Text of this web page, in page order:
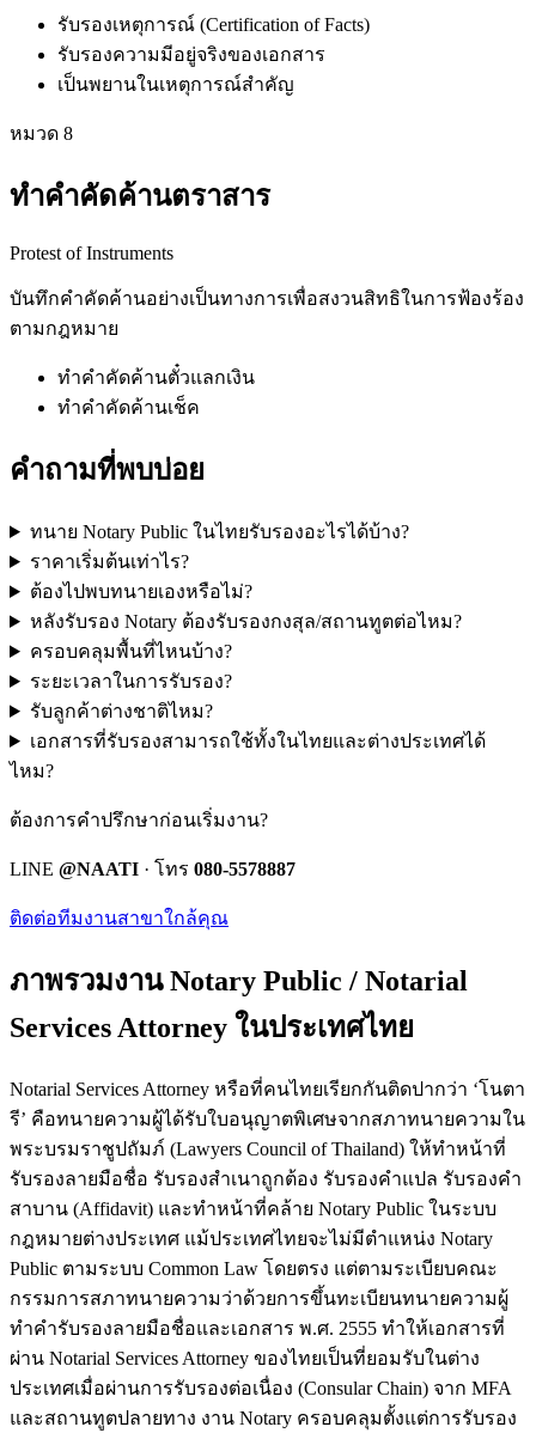
รับรองเหตุการณ์ (Certification of Facts)
รับรองความมีอยู่จริงของเอกสาร
เป็นพยานในเหตุการณ์สำคัญ
หมวด 8
ทำคำคัดค้านตราสาร
Protest of Instruments
บันทึกคำคัดค้านอย่างเป็นทางการเพื่อสงวนสิทธิในการฟ้องร้อง
ตามกฎหมาย
ทำคำคัดค้านตั๋วแลกเงิน
ทำคำคัดค้านเช็ค
คำถามที่พบบ่อย
ทนาย Notary Public ในไทยรับรองอะไรได้บ้าง?
ราคาเริ่มต้นเท่าไร?
ต้องไปพบทนายเองหรือไม่?
หลังรับรอง Notary ต้องรับรองกงสุล/สถานทูตต่อไหม?
ครอบคลุมพื้นที่ไหนบ้าง?
ระยะเวลาในการรับรอง?
รับลูกค้าต่างชาติไหม?
เอกสารที่รับรองสามารถใช้ทั้งในไทยและต่างประเทศได้
ไหม?
ต้องการคำปรึกษาก่อนเริ่มงาน?
LINE @NAATI · โทร 080-5578887
ติดต่อทีมงานสาขาใกล้คุณ
ภาพรวมงาน Notary Public / Notarial
Services Attorney ในประเทศไทย
Notarial Services Attorney หรือที่คนไทยเรียกกันติดปากว่า ‘โนตา
รี’ คือทนายความผู้ได้รับใบอนุญาตพิเศษจากสภาทนายความใน
พระบรมราชูปถัมภ์ (Lawyers Council of Thailand) ให้ทำหน้าที่
รับรองลายมือชื่อ รับรองสำเนาถูกต้อง รับรองคำแปล รับรองคำ
สาบาน (Affidavit) และทำหน้าที่คล้าย Notary Public ในระบบ
กฎหมายต่างประเทศ แม้ประเทศไทยจะไม่มีตำแหน่ง Notary
Public ตามระบบ Common Law โดยตรง แต่ตามระเบียบคณะ
กรรมการสภาทนายความว่าด้วยการขึ้นทะเบียนทนายความผู้
ทำคำรับรองลายมือชื่อและเอกสาร พ.ศ. 2555 ทำให้เอกสารที่
ผ่าน Notarial Services Attorney ของไทยเป็นที่ยอมรับในต่าง
ประเทศเมื่อผ่านการรับรองต่อเนื่อง (Consular Chain) จาก MFA
และสถานทูตปลายทาง งาน Notary ครอบคลุมตั้งแต่การรับรอง